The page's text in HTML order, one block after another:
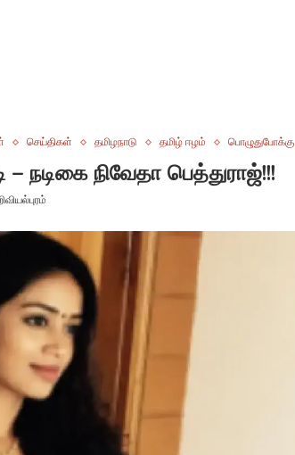
செய்திகள் தமிழநாடு தமிழ் ஈழம் பொழுதுபோக்கு
நடிகை நிவேதா பெத்துராஜ்!!!